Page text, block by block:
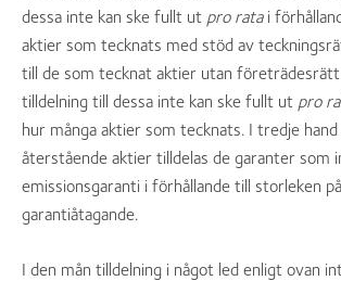
dessa inte kan ske fullt ut pro ratai
aktier som tecknats med stöd av
till de som tecknat aktier utan
tilldelning till dessa inte kan ske fullt ut pro
hur många aktier som tecknats. I tredje
återstående aktier tilldelas de garanter som
emissionsgaranti i förhållande till storleken
garantiåtagande.
I den mån tilldelning i något led enligt ovan